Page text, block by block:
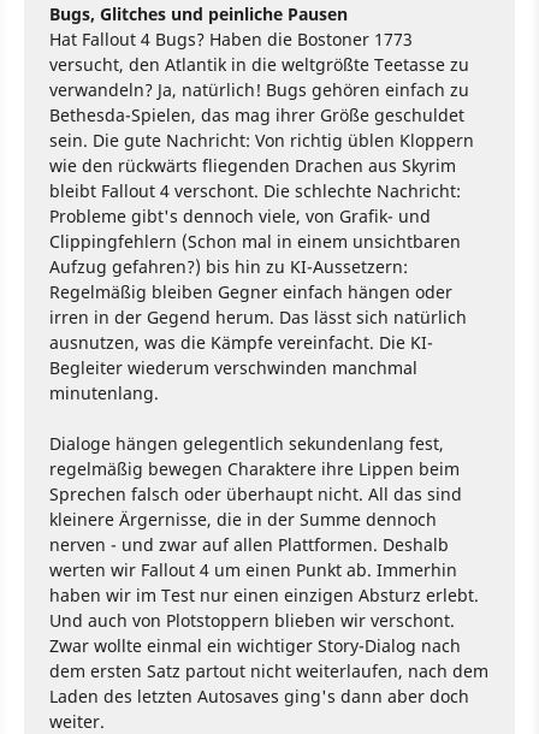
Bugs, Glitches und peinliche Pausen
Hat Fallout 4 Bugs? Haben die Bostoner 1773
versucht, den Atlantik in die weltgrößte Teetasse zu
verwandeln? Ja, natürlich! Bugs gehören einfach zu
Bethesda-Spielen, das mag ihrer Größe geschuldet
sein. Die gute Nachricht: Von richtig üblen Kloppern
wie den rückwärts fliegenden Drachen aus Skyrim
bleibt Fallout 4 verschont. Die schlechte Nachricht:
Probleme gibt's dennoch viele, von Grafik- und
Clippingfehlern (Schon mal in einem unsichtbaren
Aufzug gefahren?) bis hin zu KI-Aussetzern:
Regelmäßig bleiben Gegner einfach hängen oder
irren in der Gegend herum. Das lässt sich natürlich
ausnutzen, was die Kämpfe vereinfacht. Die KI-
Begleiter wiederum verschwinden manchmal
minutenlang.
Dialoge hängen gelegentlich sekundenlang fest,
regelmäßig bewegen Charaktere ihre Lippen beim
Sprechen falsch oder überhaupt nicht. All das sind
kleinere Ärgernisse, die in der Summe dennoch
nerven - und zwar auf allen Plattformen. Deshalb
werten wir Fallout 4 um einen Punkt ab. Immerhin
haben wir im Test nur einen einzigen Absturz erlebt.
Und auch von Plotstoppern blieben wir verschont.
Zwar wollte einmal ein wichtiger Story-Dialog nach
dem ersten Satz partout nicht weiterlaufen, nach dem
Laden des letzten Autosaves ging's dann aber doch
weiter.